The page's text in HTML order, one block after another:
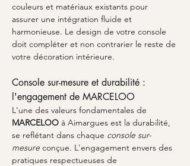
couleurs et matériaux existants pour
assurer une intégration fluide et
harmonieuse. Le design de votre console
doit compléter et non contrarier le reste de
votre décoration intérieure.
Console sur-mesure et durabilité :
l'engagement de MARCELOO
L'une des valeurs fondamentales de
MARCELOO à Aimargues est la durabilité,
se reflétant dans chaque console sur-
mesure conçue. L'engagement envers des
pratiques respectueuses de